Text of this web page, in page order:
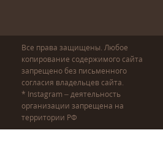
Все права защищены. Любое
копирование содержимого сайта
запрещено без письменного
согласия владельцев сайта.
* Instagram – деятельность
организации запрещена на
территории РФ